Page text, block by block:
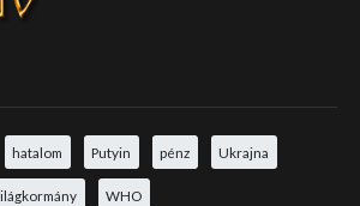
hatalom Putyin pénz Ukrajna
WHO